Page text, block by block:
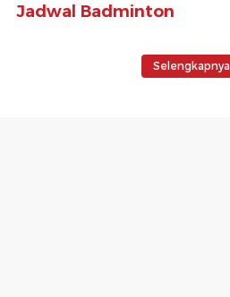
Jadwal Badminton
Selengkapnya